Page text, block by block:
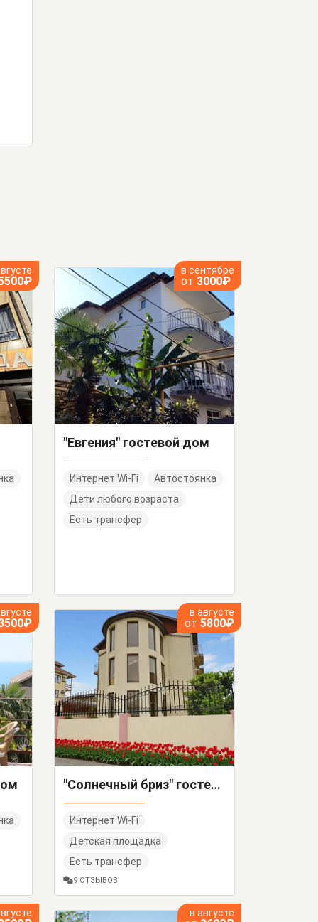
в сентябре
от 3000₽
"Евгения" гостевой дом
Интернет Wi-Fi
Автостоянка
Дети любого возраста
Есть трансфер
в августе
от 5800₽
"Солнечный бриз" гостевой дом
Интернет Wi-Fi
Детская площадка
Есть трансфер
9 ОТЗЫВОВ
в августе